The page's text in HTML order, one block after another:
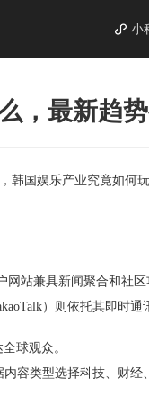
小
，最新趋
国娱乐产业究竟如何
网站兼具新闻聚合和社
）则依托其即时
球观众。
容类型选择科技、财经